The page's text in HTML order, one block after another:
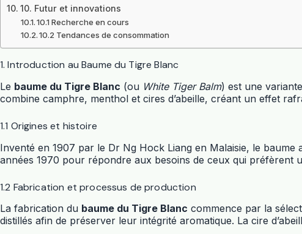
10. Futur et innovations
10.1 Recherche en cours
10.2 Tendances de consommation
1. Introduction au Baume du Tigre Blanc
Le baume du Tigre Blanc (ou White Tiger Balm) est une
combine camphre, menthol et cires d’abeille, créant un effet
1.1 Origines et histoire
Inventé en 1907 par le Dr Ng Hock Liang en Malaisie, le
années 1970 pour répondre aux besoins de ceux qui préfèrent
1.2 Fabrication et processus de production
La fabrication du baume du Tigre Blanc commence par la
distillés afin de préserver leur intégrité aromatique. La cire